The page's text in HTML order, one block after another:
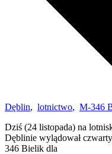
Dęblin, lotnictwo, M-346
Dziś (24 listopada) na
Dęblinie wylądował
346 Bielik dla